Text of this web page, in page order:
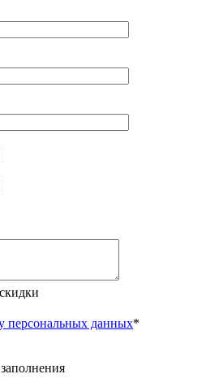
персональных данных*